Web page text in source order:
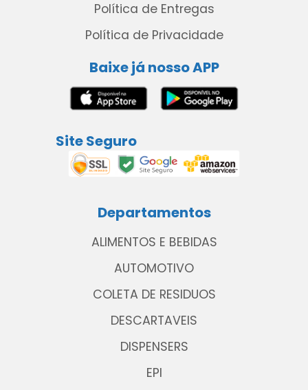
Política de Entregas
Política de Privacidade
Baixe já nosso APP
Site Seguro
Departamentos
ALIMENTOS E BEBIDAS
AUTOMOTIVO
COLETA DE RESIDUOS
DESCARTAVEIS
DISPENSERS
EPI